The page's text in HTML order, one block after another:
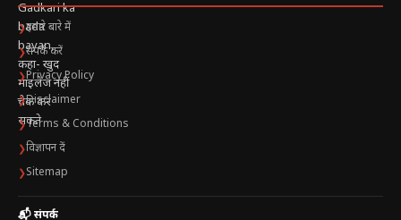
❯हमारे बारे में
❯संपर्क करें
❯Privacy Policy
❯Disclaimer
❯Terms & Conditions
❯विज्ञापन दें
❯Sitemap
📬 संपर्क